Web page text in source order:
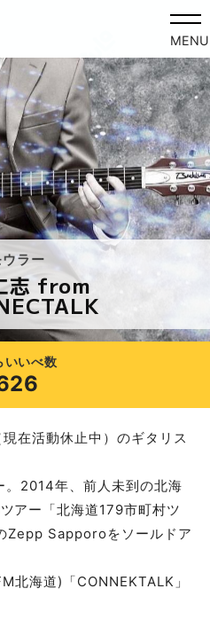
MENU
ラー
志 from
いいべ数
在活動休止中）のギタリス
2014年、前人未到の北海
アー「北海道179市町村ツ
Zepp Sapporoをソールドア
北海道)「CONNEKTALK」